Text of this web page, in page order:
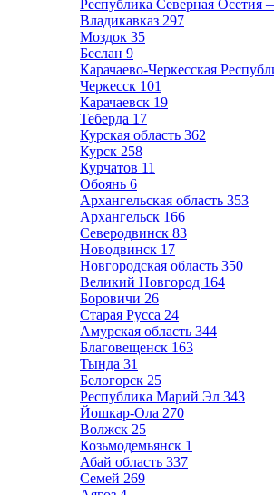
Республика Северная Осетия
Владикавказ 297
Моздок 35
Беслан 9
Карачаево-Черкесская
Черкесск 101
Карачаевск 19
Теберда 17
Курская область 362
Курск 258
Курчатов 11
Обоянь 6
Архангельская область 353
Архангельск 166
Северодвинск 83
Новодвинск 17
Новгородская область 350
Великий Новгород 164
Боровичи 26
Старая Русса 24
Амурская область 344
Благовещенск 163
Тында 31
Белогорск 25
Республика Марий Эл 343
Йошкар-Ола 270
Волжск 25
Козьмодемьянск 1
Абай область 337
Семей 269